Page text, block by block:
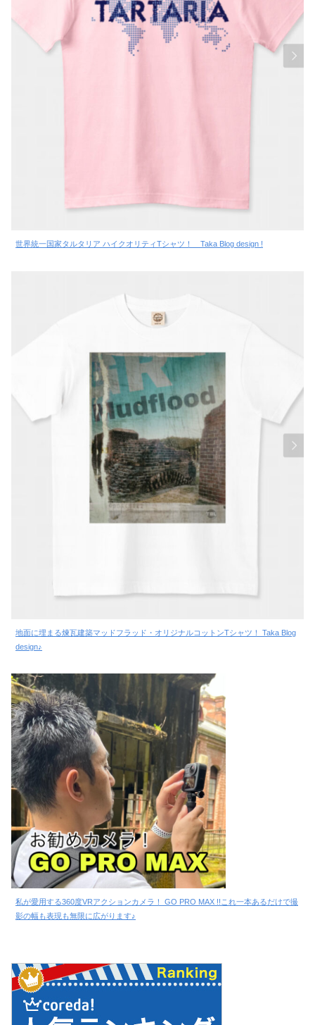
世界統一国家タルタリア ハイクオリティTシャツ！ Taka Blog design !
地面に埋まる煉瓦建築マッドフラッド・オリジナルコットンTシャツ！ Taka Blog
design♪
私が愛用する360度VRアクションカメラ！ GO PRO MAX !!これ一本あるだけで撮
影の幅も表現も無限に広がります♪